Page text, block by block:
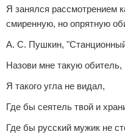
Я занялся рассмотрением
смиренную, но опрятную
А. С. Пушкин,
Назови мне такую обитель,
Я такого угла не видал,
Где бы сеятель твой и
Где бы русский мужик не